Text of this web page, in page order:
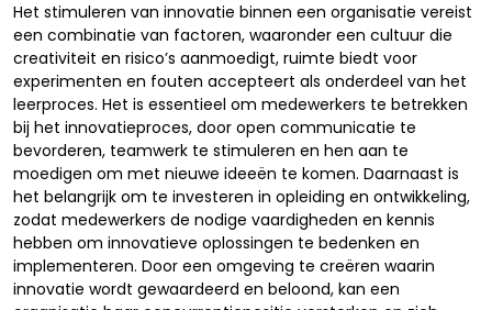
Het stimuleren van innovatie binnen een organisatie vereist
een combinatie van factoren, waaronder een cultuur die
creativiteit en risico’s aanmoedigt, ruimte biedt voor
experimenten en fouten accepteert als onderdeel van het
leerproces. Het is essentieel om medewerkers te betrekken
bij het innovatieproces, door open communicatie te
bevorderen, teamwerk te stimuleren en hen aan te
moedigen om met nieuwe ideeën te komen. Daarnaast is
het belangrijk om te investeren in opleiding en ontwikkeling,
zodat medewerkers de nodige vaardigheden en kennis
hebben om innovatieve oplossingen te bedenken en
implementeren. Door een omgeving te creëren waarin
innovatie wordt gewaardeerd en beloond, kan een